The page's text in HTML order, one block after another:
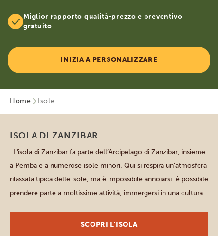
Miglior rapporto qualità-prezzo e preventivo
gratuito
INIZIA A PERSONALIZZARE
Home Isole
ISOLA DI ZANZIBAR
L’isola di Zanzibar fa parte dell’Arcipelago di Zanzibar, insieme
a Pemba e a numerose isole minori. Qui si respira un’atmosfera
rilassata tipica delle isole, ma è impossibile annoiarsi: è possibile
prendere parte a moltissime attività, immergersi in una cultura
Puoi partecipare a una visita […]
SCOPRI L'ISOLA